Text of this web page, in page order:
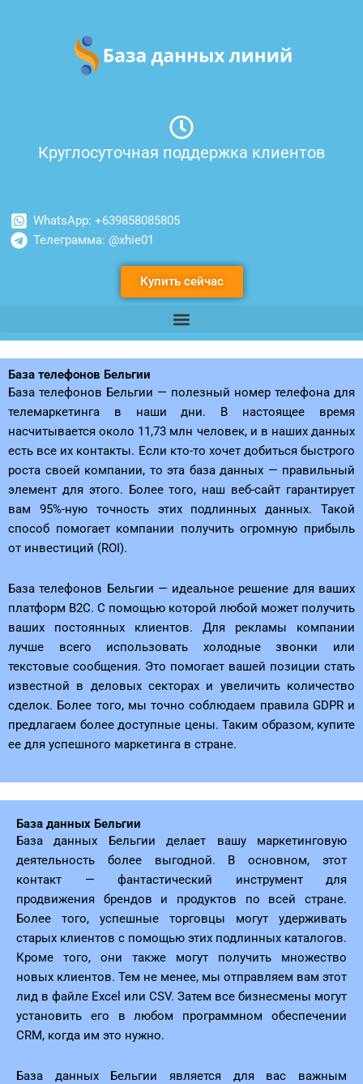
содержимому
Круглосуточная поддержка клиентов
WhatsApp: +639858085805
Телеграмма: @xhie01
Купить сейчас
База телефонов Бельгии
База телефонов Бельгии — полезный номер телефона для
телемаркетинга в наши дни. В настоящее время
насчитывается около 11,73 млн человек, и в наших данных
есть все их контакты. Если кто-то хочет добиться быстрого
роста своей компании, то эта база данных — правильный
элемент для этого. Более того, наш веб-сайт гарантирует
вам 95%-ную точность этих подлинных данных. Такой
способ помогает компании получить огромную прибыль
от инвестиций (ROI).
База телефонов Бельгии — идеальное решение для ваших
платформ B2C. С помощью которой любой может получить
ваших постоянных клиентов. Для рекламы компании
лучше всего использовать холодные звонки или
текстовые сообщения. Это помогает вашей позиции стать
известной в деловых секторах и увеличить количество
сделок. Более того, мы точно соблюдаем правила GDPR и
предлагаем более доступные цены. Таким образом, купите
ее для успешного маркетинга в стране.
База данных Бельгии
База данных Бельгии делает вашу маркетинговую
деятельность более выгодной. В основном, этот
контакт — фантастический инструмент для
продвижения брендов и продуктов по всей стране.
Более того, успешные торговцы могут удерживать
старых клиентов с помощью этих подлинных каталогов.
Кроме того, они также могут получить множество
новых клиентов. Тем не менее, мы отправляем вам этот
лид в файле Excel или CSV. Затем все бизнесмены могут
установить его в любом программном обеспечении
CRM, когда им это нужно.
База данных Бельгии является для вас важным